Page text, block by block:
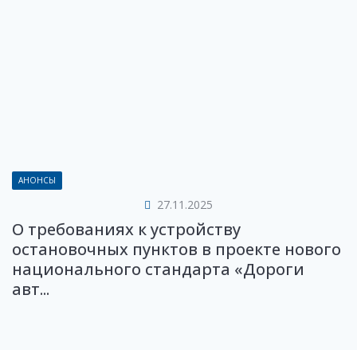
АНОНСЫ
27.11.2025
О требованиях к устройству
остановочных пунктов в проекте нового
национального стандарта «Дороги
авт...